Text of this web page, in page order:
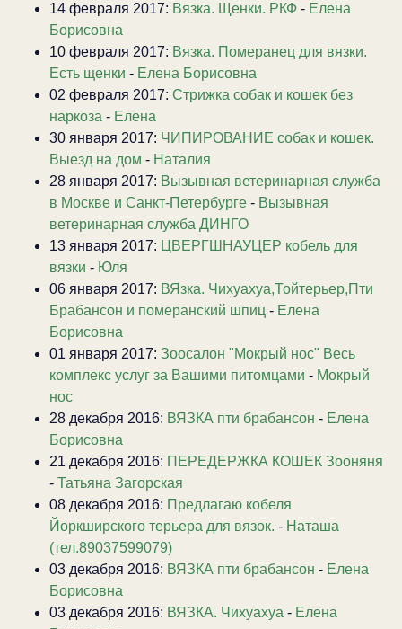
14 февраля 2017: Вязка. Щенки. РКФ - Елена
Борисовна
10 февраля 2017: Вязка. Померанец для вязки.
Есть щенки - Елена Борисовна
02 февраля 2017: Стрижка собак и кошек без
наркоза - Елена
30 января 2017: ЧИПИРОВАНИЕ собак и кошек.
Выезд на дом - Наталия
28 января 2017: Вызывная ветеринарная служба
в Москве и Санкт-Петербурге - Вызывная
ветеринарная служба ДИНГО
13 января 2017: ЦВЕРГШНАУЦЕР кобель для
вязки - Юля
06 января 2017: ВЯзка. Чихуахуа,Тойтерьер,Пти
Брабансон и померанский шпиц - Елена
Борисовна
01 января 2017: Зоосалон "Мокрый нос" Весь
комплекс услуг за Вашими питомцами - Мокрый
нос
28 декабря 2016: ВЯЗКА пти брабансон - Елена
Борисовна
21 декабря 2016: ПЕРЕДЕРЖКА КОШЕК Зооняня
- Татьяна Загорская
08 декабря 2016: Предлагаю кобеля
Йоркширского терьера для вязок. - Наташа
(тел.89037599079)
03 декабря 2016: ВЯЗКА пти брабансон - Елена
Борисовна
03 декабря 2016: ВЯЗКА. Чихуахуа - Елена